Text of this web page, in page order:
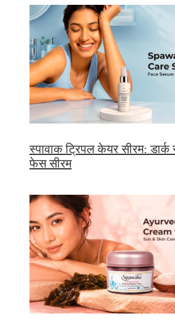
स्पावाक ट्रिपल केयर सीरम:
फेस सीरम